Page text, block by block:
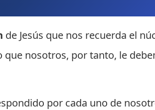
de Jesús que nos recuerda el
nosotros, por tanto, le
por cada uno de